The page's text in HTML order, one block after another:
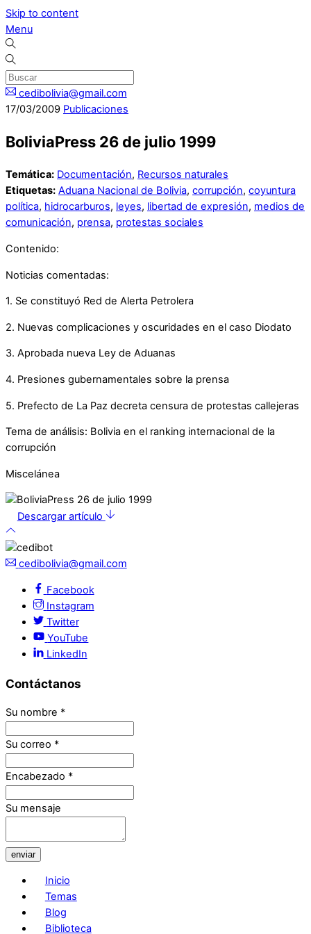
Skip to content
Menu
cedibolivia@gmail.com
17/03/2009 Publicaciones
BoliviaPress 26 de julio 1999
Temática: Documentación, Recursos naturales
Etiquetas: Aduana Nacional de Bolivia, corrupción, coyuntura
política, hidrocarburos, leyes, libertad de expresión, medios de
comunicación, prensa, protestas sociales
Contenido:
Noticias comentadas:
1. Se constituyó Red de Alerta Petrolera
2. Nuevas complicaciones y oscuridades en el caso Diodato
3. Aprobada nueva Ley de Aduanas
4. Presiones gubernamentales sobre la prensa
5. Prefecto de La Paz decreta censura de protestas callejeras
Tema de análisis: Bolivia en el ranking internacional de la
corrupción
Miscelánea
Descargar artículo
cedibolivia@gmail.com
Facebook
Instagram
Twitter
YouTube
LinkedIn
Contáctanos
Su nombre *
Su correo *
Encabezado *
Su mensaje
enviar
Inicio
Temas
Blog
Biblioteca